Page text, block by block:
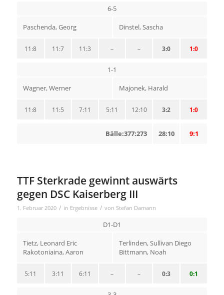
6-5
Paschenda, Georg Dinstel, Sascha
1:0
3:0
–
–
11:3
11:7
11:8
1-1
Wagner, Werner Majonek, Harald
1:0
3:2
12:10
5:11
7:11
11:5
11:8
9:1
28:10
Bälle:377:273
TTF Sterkrade gewinnt auswärts
gegen DSC Kaiserberg III
1. Februar 2020 / in Ergebnisse / von Stefan Damann
D1-D1
Tietz, Leonard Eric
Rakotoniaina, Aaron
Terlinden, Sullivan Diego
Bittmann, Noah
0:1
0:3
–
–
6:11
3:11
5:11